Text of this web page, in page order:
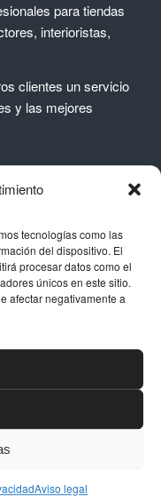
tecnologías como las
del dispositivo. El
procesar datos como el
únicos en este sitio.
afectar negativamente a
Aviso legal
para tiendas
interioristas,
clientes un servicio
y las mejores